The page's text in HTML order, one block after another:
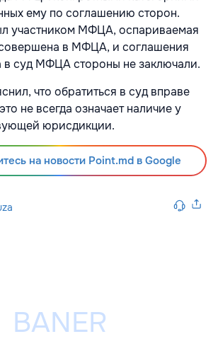
ему по соглашению сторон.
участником МФЦА, оспариваемая
в МФЦА, и соглашения
в суд МФЦА стороны не заключали.
что обратиться в суд вправе
не всегда означает наличие у
юрисдикции.
на новости Point.md в Google